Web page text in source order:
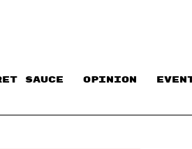
SAUCE​ OPINION